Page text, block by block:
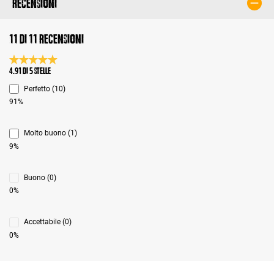
Recensioni
11 di 11 recensioni
Valutazione media di 4.9 su 5 stelle
4.91 di 5 Stelle
Perfetto (10)
91%
Molto buono (1)
9%
Buono (0)
0%
Accettabile (0)
0%